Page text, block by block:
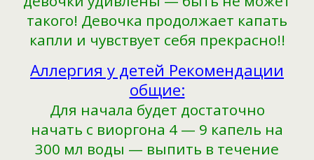
такого! Девочка продолжает капать
капли и чувствует себя прекрасно!!
Аллергия у детей Рекомендации
общие:
Для начала будет достаточно
начать с виоргона 4 — 9 капель на
300 мл воды — выпить в течение